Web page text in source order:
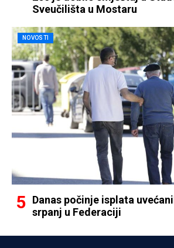
Sveučilišta u Mostaru
NOVOSTI
Danas počinje isplata
srpanj u Federaciji